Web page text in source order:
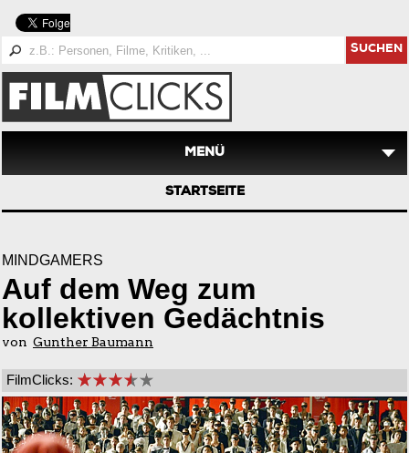
SUCHEN
MENÜ
STARTSEITE
MINDGAMERS
Auf dem Weg zum
kollektiven Gedächtnis
von Gunther Baumann
FilmClicks: